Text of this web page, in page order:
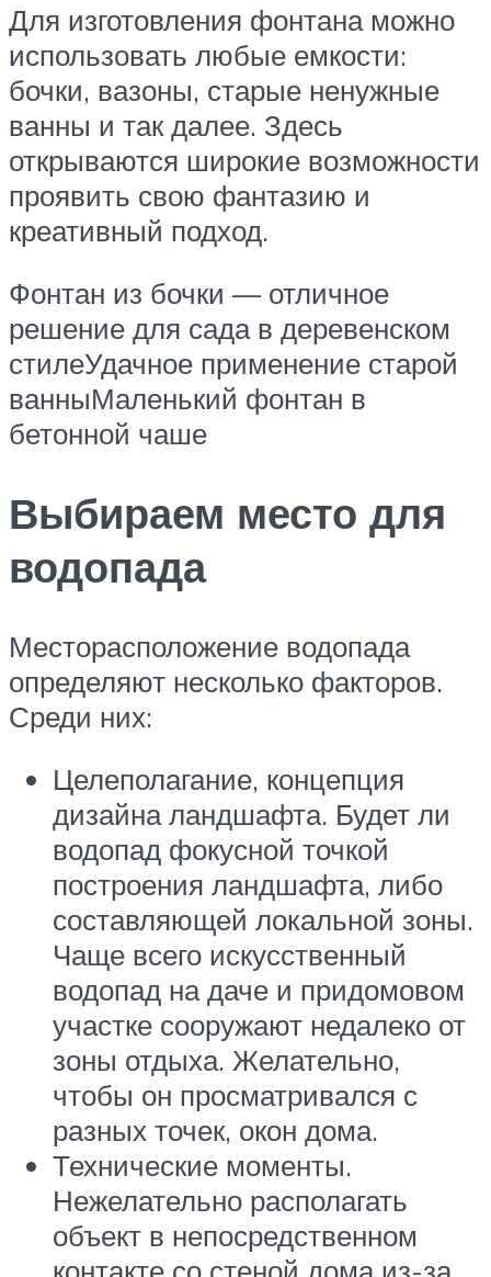
Для изготовления фонтана можно
использовать любые емкости:
бочки, вазоны, старые ненужные
ванны и так далее. Здесь
открываются широкие возможности
проявить свою фантазию и
креативный подход.
Фонтан из бочки — отличное
решение для сада в деревенском
стилеУдачное применение старой
ванныМаленький фонтан в
бетонной чаше
Выбираем место для
водопада
Месторасположение водопада
определяют несколько факторов.
Среди них:
Целеполагание, концепция
дизайна ландшафта. Будет ли
водопад фокусной точкой
построения ландшафта, либо
составляющей локальной зоны.
Чаще всего искусственный
водопад на даче и придомовом
участке сооружают недалеко от
зоны отдыха. Желательно,
чтобы он просматривался с
разных точек, окон дома.
Технические моменты.
Нежелательно располагать
объект в непосредственном